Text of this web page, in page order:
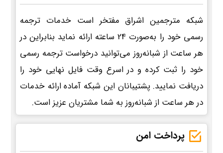
شبکه مترجمین اشراق مفتخر است خدمات ترجمه
رسمی خود را به‌صورت 24 ساعته ارائه نماید بنابراین در
هر ساعت از شبانه‌روز می‌توانید درخواست ترجمه رسمی
خود را ثبت کرده و در اسرع وقت فایل نهایی خود را
دریافت نمایید. پشتیبانان این شبکه آماده ارائه خدمات
در هر ساعت از شبانه‌روز به شما مشتریان عزیز است.
پرداخت امن